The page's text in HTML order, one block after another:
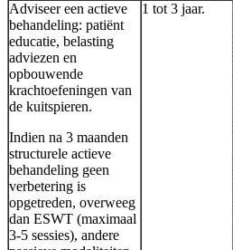
Adviseer een actieve
behandeling: patiënt
educatie, belasting
adviezen en
opbouwende
krachtoefeningen van
de kuitspieren.
Indien na 3 maanden
structurele actieve
behandeling geen
verbetering is
opgetreden, overweeg
dan ESWT (maximaal
3-5 sessies), andere
1 tot 3 jaar.